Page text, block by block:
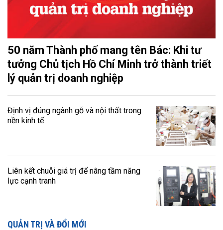
50 năm Thành phố mang tên Bác: Khi tư
tưởng Chủ tịch Hồ Chí Minh trở thành triết
lý quản trị doanh nghiệp
Định vị đúng ngành gỗ và nội thất trong
nền kinh tế
Liên kết chuỗi giá trị để nâng tầm năng
lực cạnh tranh
QUẢN TRỊ VÀ ĐỔI MỚI